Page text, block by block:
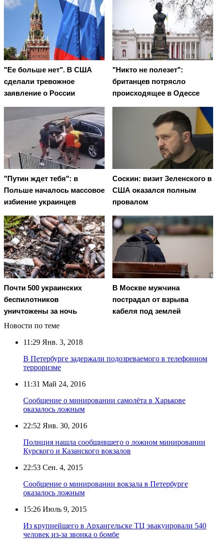
"Ее больше нет". В США
сделали тревожное
заявление о России
"Никто не полезет":
британцев потрясло
происходящее в Одессе
"Путин ждет тебя": в
Польше началось массовое
избиение украинцев
Соскин: визит Зеленского в
США оказался полным
провалом
Почти 500 украинских
беспилотников
уничтожены за ночь
В Москве мужчина
пострадал от взрыва
кабеля под землей
Новости по теме
11:29 Янв. 3, 2018
В Петербурге задержали подозреваемого в телефонном
терроризме
11:31 Май 24, 2016
Сообщение о минировании самолёта в Харькове
оказалось ложным
22:52 Янв. 30, 2016
Полиция нашла сообщившего о ложном минировании
Курского и Казанского вокзалов
22:53 Сен. 4, 2015
Сообщение о минировании вокзала в Петербурге
оказалось ложным
15:26 Июль 9, 2015
Из крупнейшего в Архангельске ТЦ эвакуировали 540
человек из-за звонка о бомбе